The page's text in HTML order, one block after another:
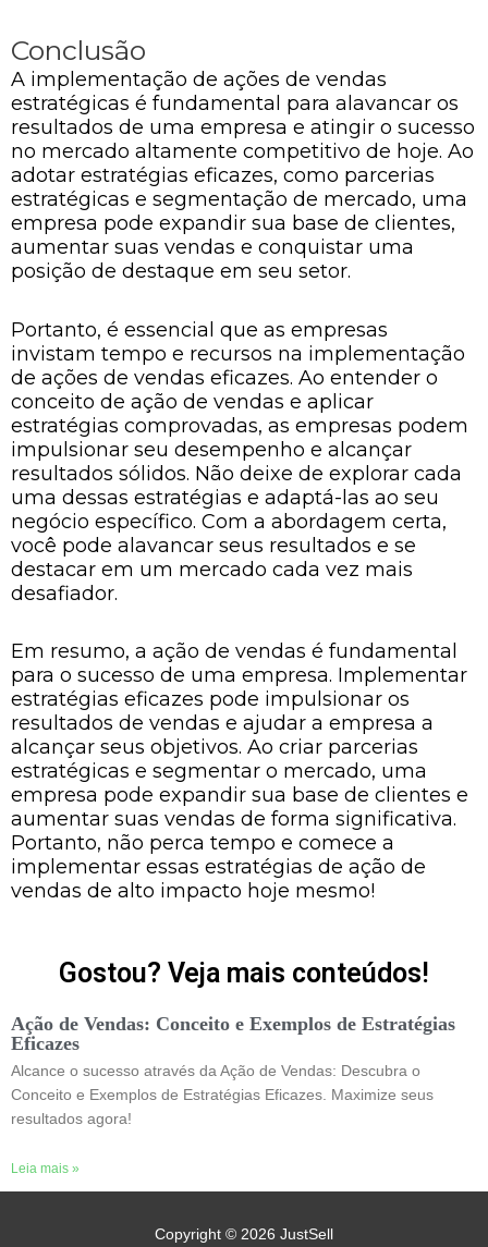
Conclusão
A implementação de ações de vendas
estratégicas é fundamental para alavancar os
resultados de uma empresa e atingir o sucesso
no mercado altamente competitivo de hoje. Ao
adotar estratégias eficazes, como parcerias
estratégicas e segmentação de mercado, uma
empresa pode expandir sua base de clientes,
aumentar suas vendas e conquistar uma
posição de destaque em seu setor.
Portanto, é essencial que as empresas
invistam tempo e recursos na implementação
de ações de vendas eficazes. Ao entender o
conceito de ação de vendas e aplicar
estratégias comprovadas, as empresas podem
impulsionar seu desempenho e alcançar
resultados sólidos. Não deixe de explorar cada
uma dessas estratégias e adaptá-las ao seu
negócio específico. Com a abordagem certa,
você pode alavancar seus resultados e se
destacar em um mercado cada vez mais
desafiador.
Em resumo, a ação de vendas é fundamental
para o sucesso de uma empresa. Implementar
estratégias eficazes pode impulsionar os
resultados de vendas e ajudar a empresa a
alcançar seus objetivos. Ao criar parcerias
estratégicas e segmentar o mercado, uma
empresa pode expandir sua base de clientes e
aumentar suas vendas de forma significativa.
Portanto, não perca tempo e comece a
implementar essas estratégias de ação de
vendas de alto impacto hoje mesmo!
Gostou? Veja mais conteúdos!
Ação de Vendas: Conceito e Exemplos de Estratégias
Eficazes
Alcance o sucesso através da Ação de Vendas: Descubra o
Conceito e Exemplos de Estratégias Eficazes. Maximize seus
resultados agora!
Leia mais »
Copyright © 2026 JustSell